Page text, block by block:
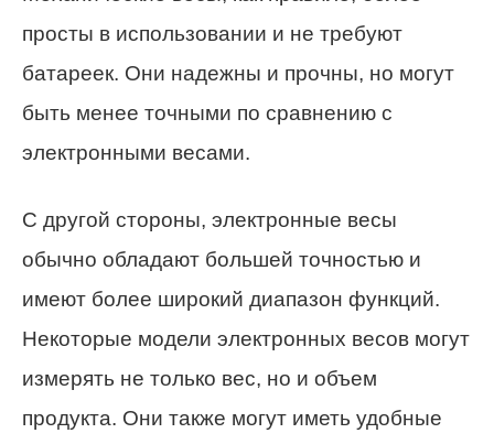
просты в использовании и не требуют
батареек. Они надежны и прочны, но могут
быть менее точными по сравнению с
электронными весами.
С другой стороны, электронные весы
обычно обладают большей точностью и
имеют более широкий диапазон функций.
Некоторые модели электронных весов могут
измерять не только вес, но и объем
продукта. Они также могут иметь удобные